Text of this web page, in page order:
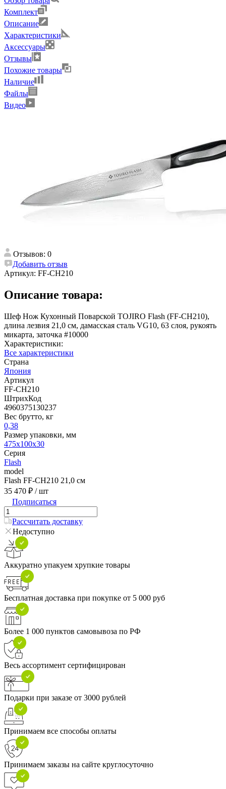
Комплект
Описание
Характеристики
Аксессуары
Отзывы
Похожие товары
Наличие
Файлы
Видео
Отзывов: 0
Добавить отзыв
Артикул: FF-CH210
Описание товара:
Шеф Нож Кухонный Поварской TOJIRO Flash (FF-CH210),
длина лезвия 21,0 см, дамасская сталь VG10, 63 слоя, рукоять
микарта, заточка #10000
Характеристики:
Все характеристики
Страна
Япония
Артикул
FF-CH210
ШтрихКод
4960375130237
Вес брутто, кг
0,38
Размер упаковки, мм
475x100x30
Серия
Flash
model
Flash FF-CH210 21,0 см
35 470 ₽ / шт
Подписаться
Рассчитать доставку
Недоступно
Аккуратно упакуем хрупкие товары
Бесплатная доставка при покупке от 5 000 руб
Более 1 000 пунктов самовывоза по РФ
Весь ассортимент сертифицирован
Подарки при заказе от 3000 рублей
Принимаем все способы оплаты
Принимаем заказы на сайте круглосуточно